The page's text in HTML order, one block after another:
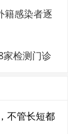
籍感染者逐
家检测门诊
不管长短都